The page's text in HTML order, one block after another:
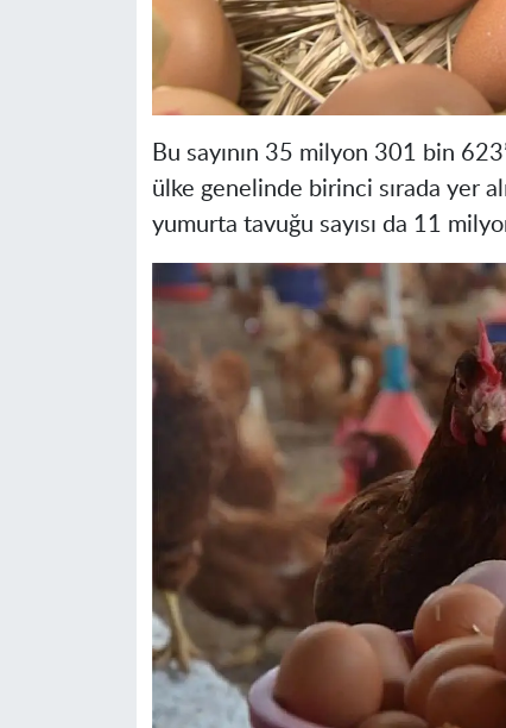
Bu sayının 35 milyon 301 bin
ülke genelinde birinci sırada yer
yumurta tavuğu sayısı da 11